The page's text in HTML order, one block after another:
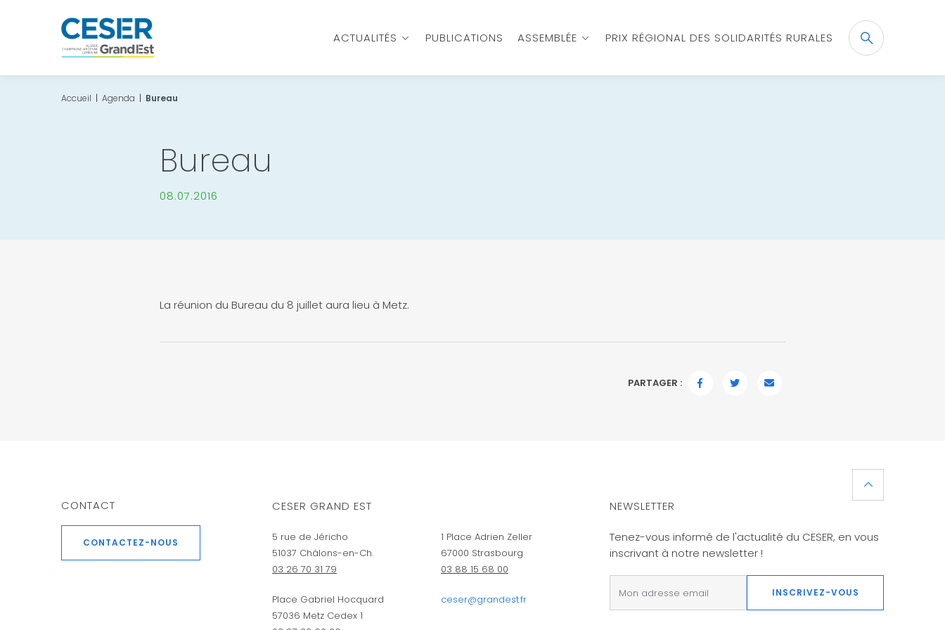
ACTUALITÉS PUBLICATIONS ASSEMBLÉE PRIX RÉGIONAL DES SOLIDARITÉS RURALESRecherche
OK
Accueil | Agenda | Bureau
Bureau
08.07.2016
La réunion du Bureau du 8 juillet aura lieu à Metz.
PARTAGER :
CONTACT
CONTACTEZ-NOUS
CESER GRAND EST
5 rue de Jéricho
51037 Châlons-en-Ch.
03 26 70 31 79
Place Gabriel Hocquard
57036 Metz Cedex 1
1 Place Adrien Zeller
67000 Strasbourg
03 88 15 68 00
ceser@grandest.fr
NEWSLETTER
Tenez-vous informé de l'actualité du CESER, en vous
inscrivant à notre newsletter !
INSCRIVEZ-VOUS